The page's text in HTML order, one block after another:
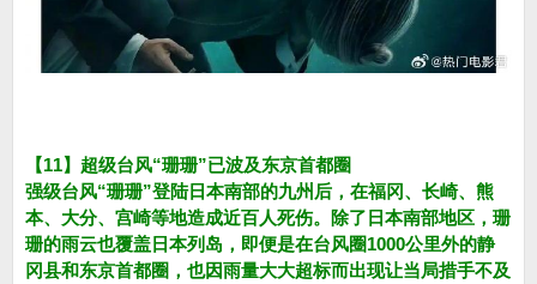
【11】超级台风“珊珊”已波及东京首都圈
强级台风“珊珊”登陆日本南部的九州后，在福冈、长崎、熊
本、大分、宫崎等地造成近百人死伤。除了日本南部地区，珊
珊的雨云也覆盖日本列岛，即便是在台风圈1000公里外的静
冈县和东京首都圈，也因雨量大大超标而出现让当局措手不及